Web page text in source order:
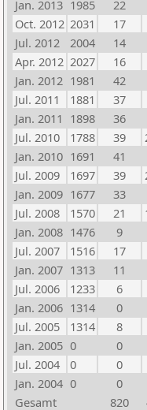
Jan. 2013 1985 22
Oct. 2012 2031 17
Jul. 2012
2004 14
Apr. 2012 2027 16
Jan. 2012 1981 42
Jul. 2011
1881 37
Jan. 2011 1898 36
Jul. 2010
1788 39
Jan. 2010 1691 41
Jul. 2009
1697 39
Jan. 2009 1677 33
Jul. 2008
1570 21
Jan. 2008 1476 9
Jul. 2007
1516 17
Jan. 2007 1313 11
Jul. 2006
1233 6
Jan. 2006 1314 0
Jul. 2005
1314 8
Jan. 2005 0 0
Jul. 2004
0 0
Jan. 2004 0 0
Gesamt
820